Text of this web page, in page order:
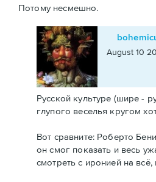
Потому несмешно.
August 10
Русской культуре (шире -
глупого веселья кругом
Вот сравните: Роберто
он смог показать и весь
смотреть с иронией на